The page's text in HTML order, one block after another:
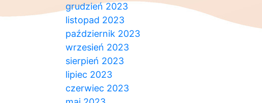
grudzień 2023
listopad 2023
październik 2023
wrzesień 2023
sierpień 2023
lipiec 2023
czerwiec 2023